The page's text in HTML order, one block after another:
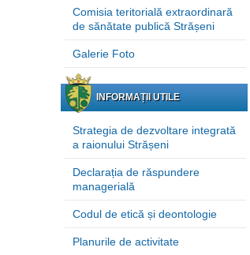
Comisia teritorială extraordinară
de sănătate publică Strășeni
Galerie Foto
INFORMAȚII UTILE
Strategia de dezvoltare integrată
a raionului Strășeni
Declarația de răspundere
managerială
Codul de etică și deontologie
Planurile de activitate